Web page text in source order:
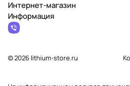
Интернет-магазин
Информация
© 2026 lithium-store.ru